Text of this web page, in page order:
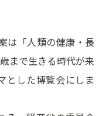
は「人類の健康・長
まで生きる時代が来
とした博覧会にしま